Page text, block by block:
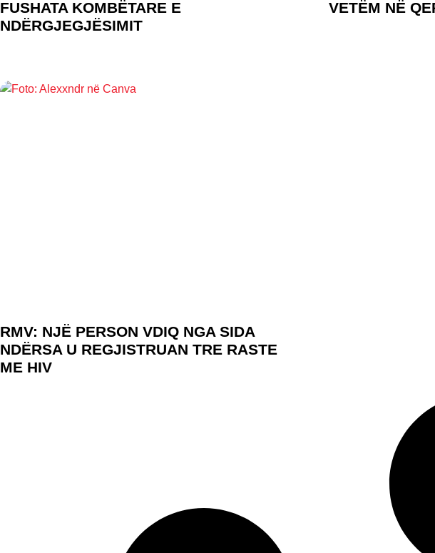
FUSHATA KOMBËTARE E
NDËRGJEGJËSIMIT
VETËM NË
RMV: NJË PERSON VDIQ NGA SIDA
NDËRSA U REGJISTRUAN TRE RASTE
ME HIV